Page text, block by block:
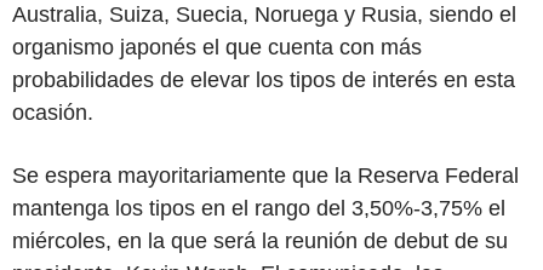
Australia, Suiza, Suecia, Noruega y Rusia, siendo el
organismo japonés el que cuenta con más
probabilidades de elevar los tipos de interés en esta
ocasión.
Se espera mayoritariamente que la Reserva Federal
mantenga los tipos en el rango del 3,50%-3,75% el
miércoles, en la que será la reunión de debut de su